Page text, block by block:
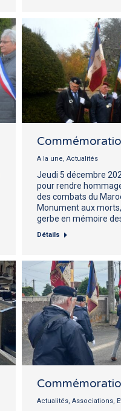
A la une Actualités
Jeudi 5 décembre
pour rendre
des combats du
Monument aux
gerbe en mémoire
Détails
Actualités Associations